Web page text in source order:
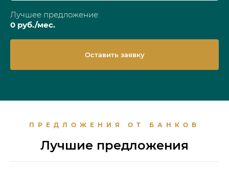
Лучшее предложение:
0 руб./мес.
Оставить заявку
ПРЕДЛОЖЕНИЯ ОТ БАНКОВ
Лучшие предложения